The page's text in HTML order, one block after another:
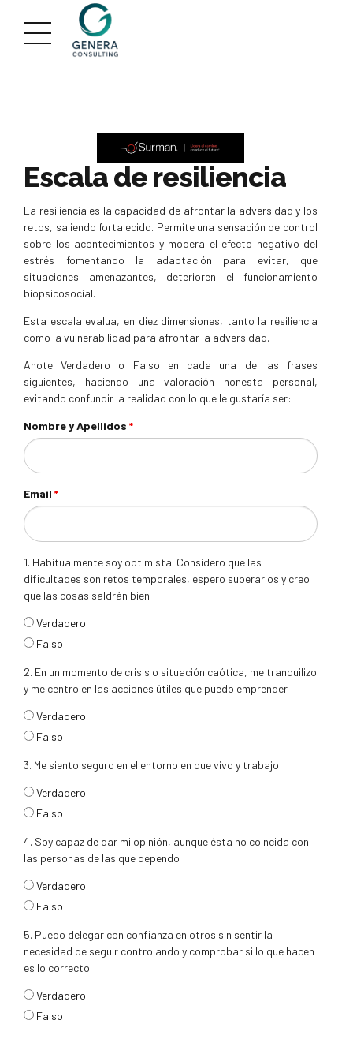
Escala de resiliencia
La resiliencia es la capacidad de afrontar la adversidad y los
retos, saliendo fortalecido. Permite una sensación de control
sobre los acontecimientos y modera el efecto negativo del
estrés fomentando la adaptación para evitar, que
situaciones amenazantes, deterioren el funcionamiento
biopsicosocial.
Esta escala evalua, en diez dimensiones, tanto la resiliencia
como la vulnerabilidad para afrontar la adversidad.
Anote Verdadero o Falso en cada una de las frases
siguientes, haciendo una valoración honesta personal,
evitando confundir la realidad con lo que le gustaría ser:
Nombre y Apellidos *
Email *
1. Habitualmente soy optimista. Considero que las
dificultades son retos temporales, espero superarlos y creo
que las cosas saldrán bien
respuesta1
Verdadero
Falso
2. En un momento de crisis o situación caótica, me tranquilizo
y me centro en las acciones útiles que puedo emprender
respuesta2
Verdadero
Falso
3. Me siento seguro en el entorno en que vivo y trabajo
respuesta3
Verdadero
Falso
4. Soy capaz de dar mi opinión, aunque ésta no coincida con
las personas de las que dependo
respuesta4
Verdadero
Falso
5. Puedo delegar con confianza en otros sin sentir la
necesidad de seguir controlando y comprobar si lo que hacen
es lo correcto
respuesta5
Verdadero
Falso